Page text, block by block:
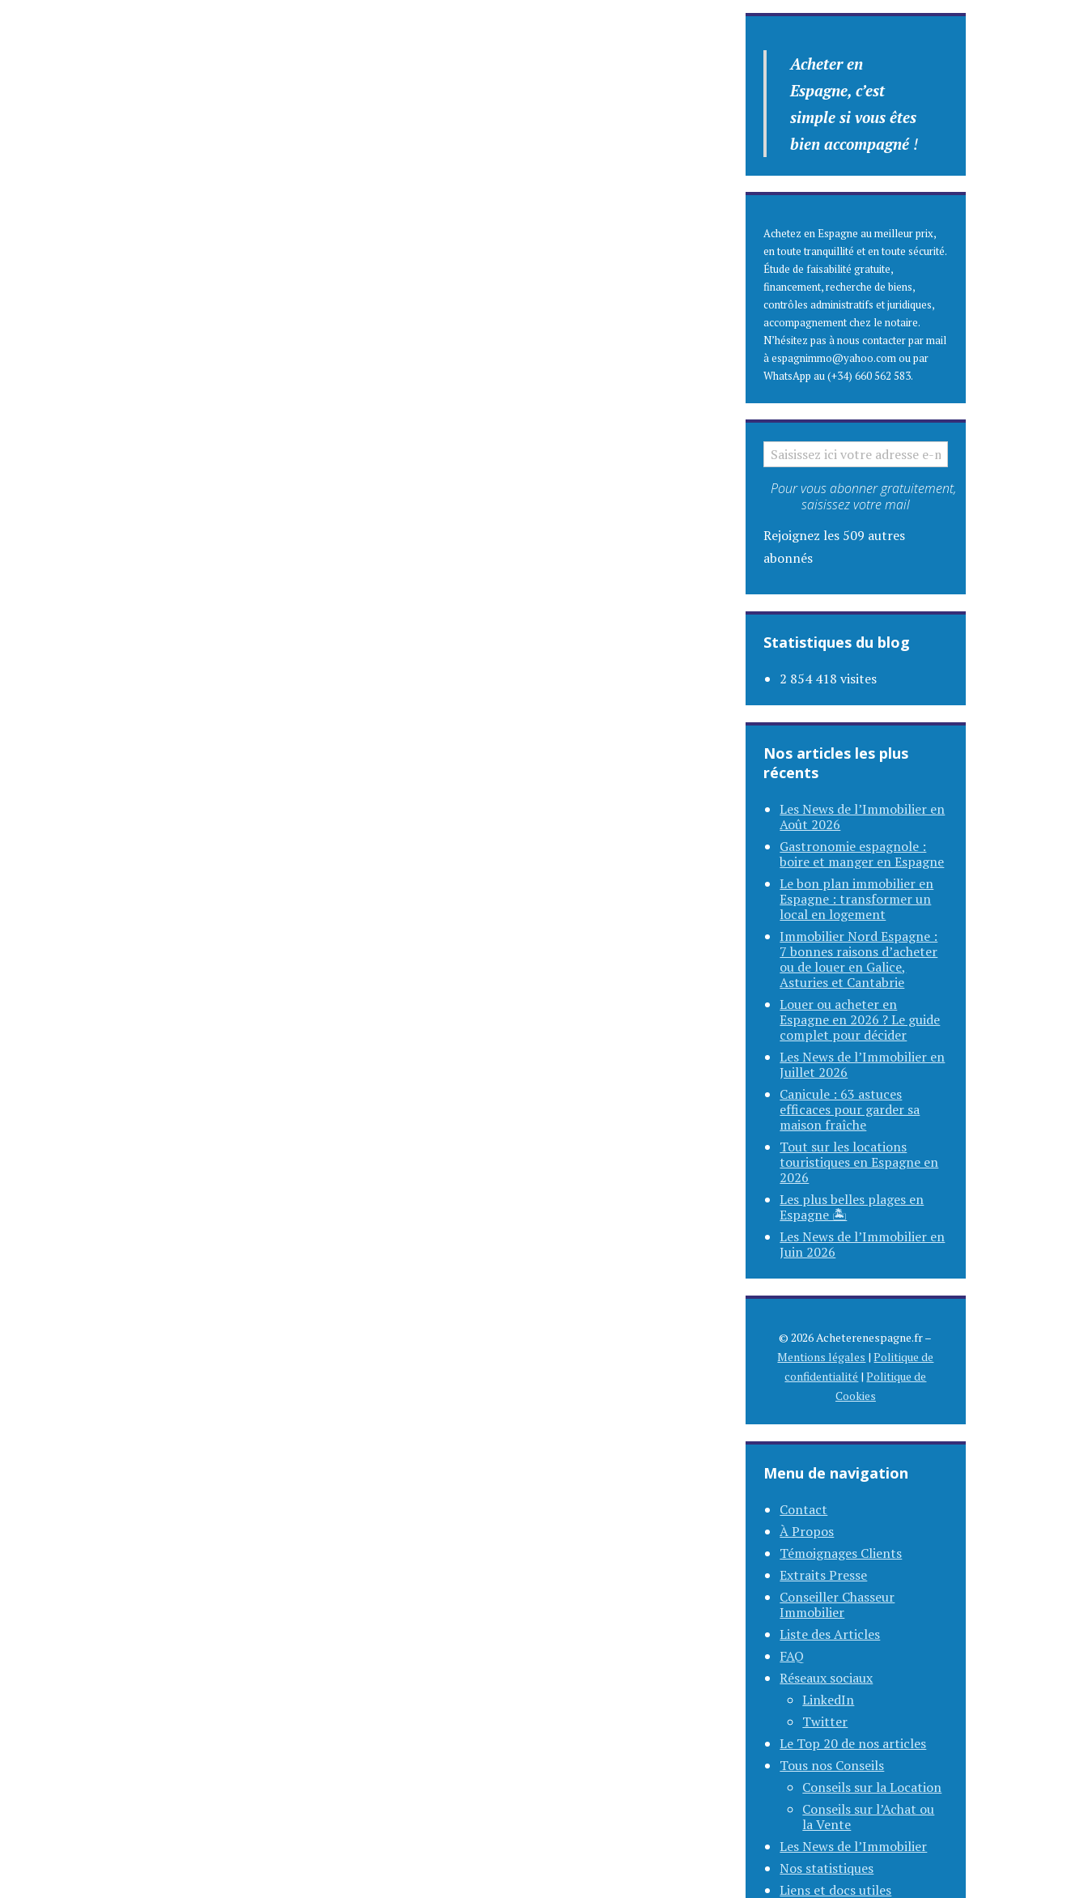
Acheter en
Espagne, c’est
simple si vous êtes
bien accompagné!
Achetez en Espagne au meilleur prix,
en toute tranquillité et en toute sécurité.
Étude de faisabilité gratuite,
financement, recherche de biens,
contrôles administratifs et juridiques,
accompagnement chez le notaire.
N’hésitez pas à nous contacter par mail
à espagnimmo@yahoo.com ou par
WhatsApp au (+34) 660 562 583.
SAISISSEZ ICI VOTRE ADRESSE E-MAIL
Pour vous abonner gratuitement,
saisissez votre mail
Rejoignez les 509 autres
abonnés
Statistiques du blog
2 854 418 visites
Nos articles les plus
récents
Les News de l’Immobilier en
Août 2026
Gastronomie espagnole :
boire et manger en Espagne
Le bon plan immobilier en
Espagne : transformer un
local en logement
Immobilier Nord Espagne :
7 bonnes raisons d’acheter
ou de louer en Galice,
Asturies et Cantabrie
Louer ou acheter en
Espagne en 2026 ? Le guide
complet pour décider
Les News de l’Immobilier en
Juillet 2026
Canicule : 63 astuces
efficaces pour garder sa
maison fraîche
Tout sur les locations
touristiques en Espagne en
2026
Les plus belles plages en
Espagne 🏝️
Les News de l’Immobilier en
Juin 2026
© 2026 Acheterenespagne.fr –
Mentions légales |Politique de
confidentialité |Politique de
Cookies
Menu de navigation
Contact
À Propos
Témoignages Clients
Extraits Presse
Conseiller Chasseur
Immobilier
Liste des Articles
FAQ
Réseaux sociaux
LinkedIn
Twitter
Le Top 20 de nos articles
Tous nos Conseils
Conseils sur la Location
Conseils sur l’Achat ou
la Vente
Les News de l’Immobilier
Nos statistiques
Liens et docs utiles